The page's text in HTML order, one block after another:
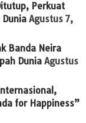
Perkuat
Agustus 7,
Banda Neira
Dunia Agustus
for Happiness”